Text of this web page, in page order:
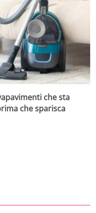
che sta
che sparisca